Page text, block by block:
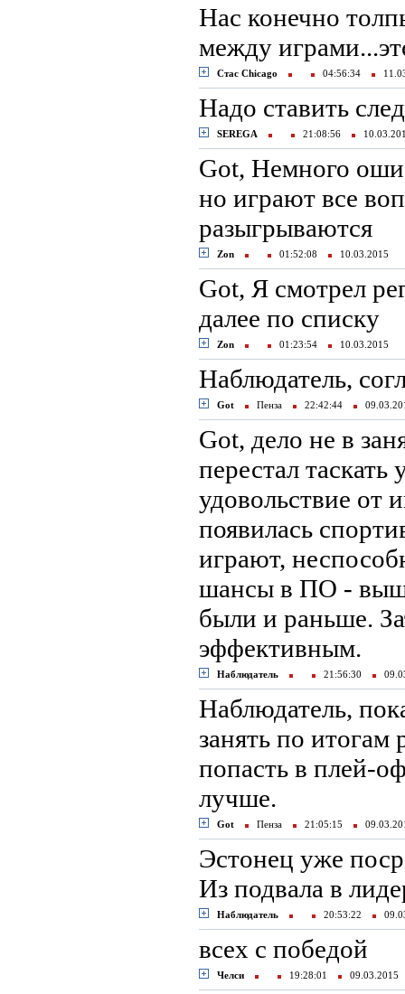
Нас конечно
между
Стас Chicago 04:56:34
Надо ставить
SEREGA 21:08:56
Got, Немного
но играют все
разыгрываются
Zon 01:52:08 10.03.2015
Got, Я смотрел
далее по списку
Zon 01:23:54 10.03.2015
Наблюдатель,
Got Пенза 22:42:44
Got, дело не в
перестал
удовольствие
появилась
играют,
шансы в ПО -
были и раньше.
эффективным.
Наблюдатель 21:56:30
Наблюдатель,
занять по
попасть в плей-
лучше.
Got Пенза 21:05:15
Эстонец уже
Из подвала в
Наблюдатель 20:53:22
всех с победой
Челси 19:28:01